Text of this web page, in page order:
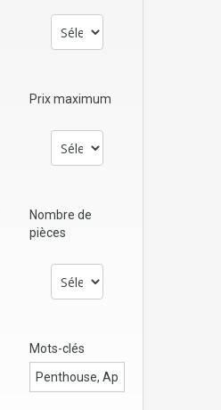
Prix maximum
Nombre de
pièces
Mots-clés